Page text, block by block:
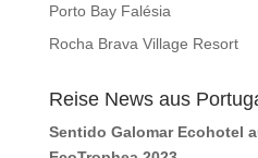
Porto Bay Falésia
Rocha Brava Village Resort
Reise News aus
Sentido Galomar Ecohotel